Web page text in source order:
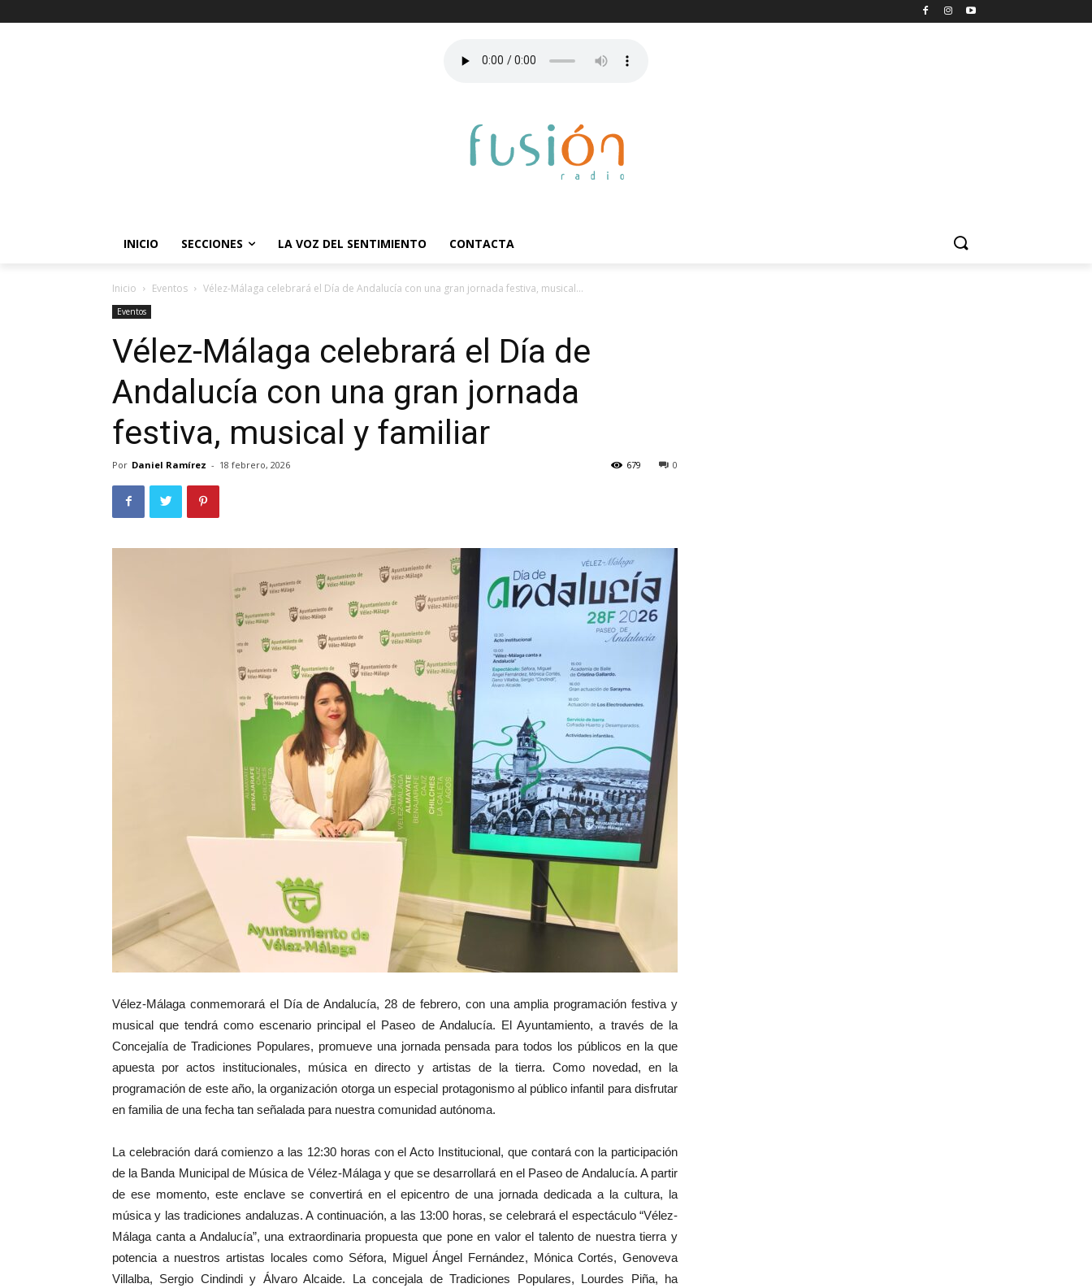
INICIO SECCIONES LA VOZ DEL SENTIMIENTO CONTACTA
Inicio Eventos Vélez-Málaga celebrará el Día de Andalucía con una gran jornada festiva, musical...
Eventos
Vélez-Málaga celebrará el Día de
Andalucía con una gran jornada
festiva, musical y familiar
Por Daniel Ramírez - 18 febrero, 2026 0
679
Vélez-Málaga conmemorará el Día de Andalucía, 28 de febrero, con una amplia programación festiva y
musical que tendrá como escenario principal el Paseo de Andalucía. El Ayuntamiento, a través de la
Concejalía de Tradiciones Populares, promueve una jornada pensada para todos los públicos en la que
apuesta por actos institucionales, música en directo y artistas de la tierra. Como novedad, en la
programación de este año, la organización otorga un especial protagonismo al público infantil para disfrutar
en familia de una fecha tan señalada para nuestra comunidad autónoma.
La celebración dará comienzo a las 12:30 horas con el Acto Institucional, que contará con la participación
de la Banda Municipal de Música de Vélez-Málaga y que se desarrollará en el Paseo de Andalucía. A partir
de ese momento, este enclave se convertirá en el epicentro de una jornada dedicada a la cultura, la
música y las tradiciones andaluzas. A continuación, a las 13:00 horas, se celebrará el espectáculo “Vélez-
Málaga canta a Andalucía”, una extraordinaria propuesta que pone en valor el talento de nuestra tierra y
potencia a nuestros artistas locales como Séfora, Miguel Ángel Fernández, Mónica Cortés, Genoveva
Villalba, Sergio Cindindi y Álvaro Alcaide. La concejala de Tradiciones Populares, Lourdes Piña, ha